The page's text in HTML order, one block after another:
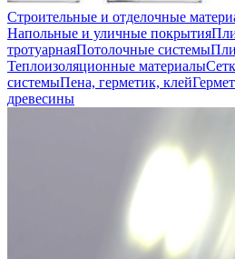
Строительные и отделочные
Напольные и уличные покрытия
тротуарнаяПотолочные системы
Теплоизоляционные материалы
системыПена, герметик, клей
древесины